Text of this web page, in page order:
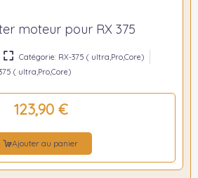
moteur pour RX 375
Catégorie: RX-375 ( ultra,Pro,Core)
( ultra,Pro,Core)
123,90 €
Ajouter au panier